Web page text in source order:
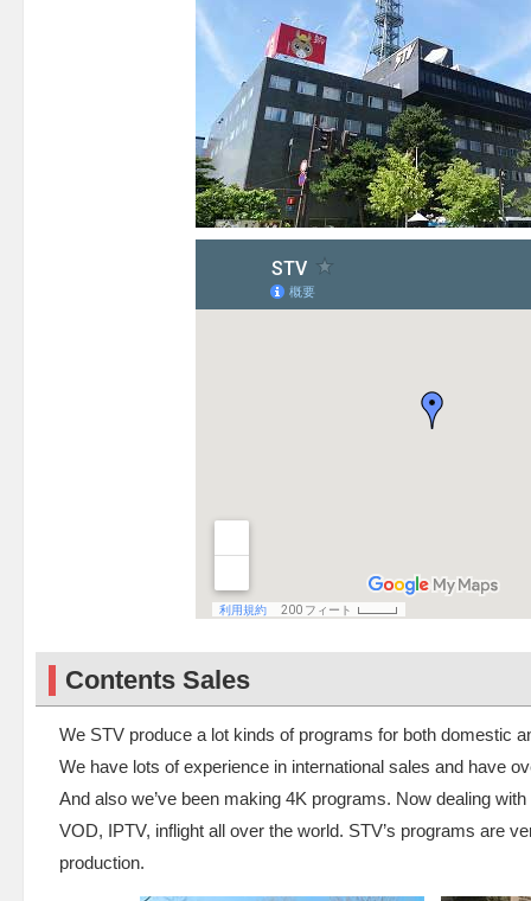
Contents Sales
We STV produce a lot kinds of programs for both domestic
We have lots of experience in international sales and have
And also we’ve been making 4K programs. Now dealing
VOD, IPTV, inflight all over the world. STV’s programs are
production.